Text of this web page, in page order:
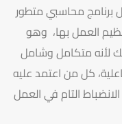
برنامج محاسبي متطور
العمل بها، وهو
لأنه متكامل وشامل
كل من اعتمد عليه
التام في العمل